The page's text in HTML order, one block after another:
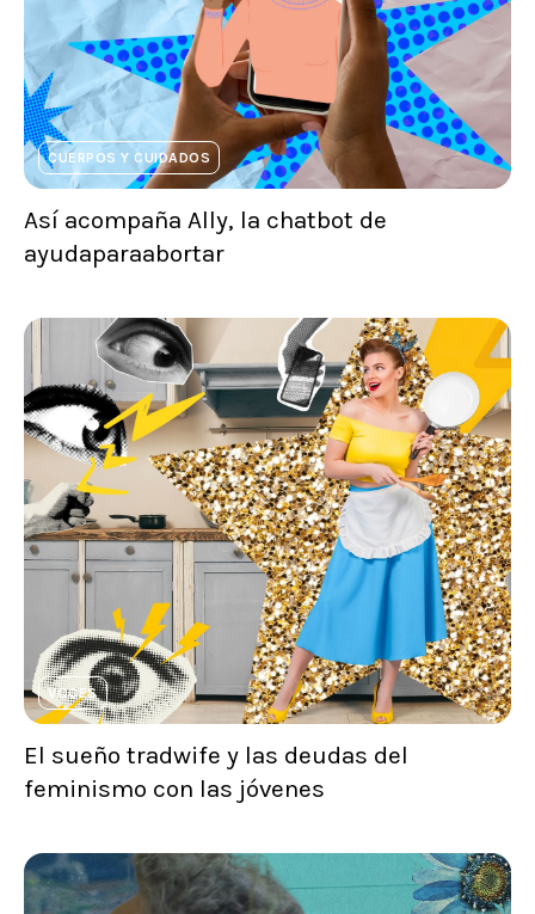
CUERPOS Y CUIDADOS
Así acompaña Ally, la chatbot de
ayudaparaabortar
VOCES
El sueño tradwife y las deudas del
feminismo con las jóvenes